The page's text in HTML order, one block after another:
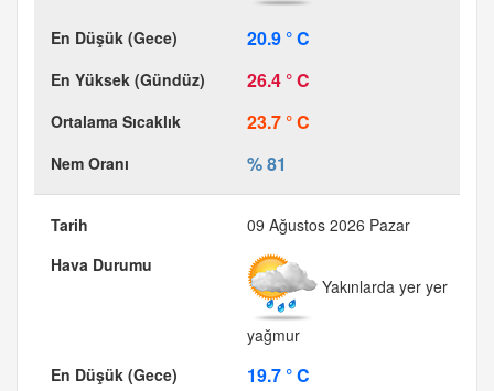
20.9 ° C
26.4 ° C
23.7 ° C
% 81
09 Ağustos 2026 Pazar
Yakınlarda yer yer
yağmur
19.7 ° C